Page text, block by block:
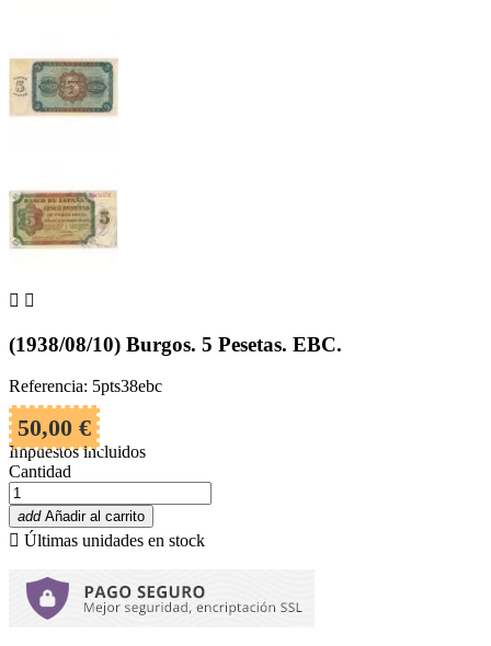
 
(1938/08/10) Burgos. 5 Pesetas. EBC.
Referencia: 5pts38ebc
50,00 €
Impuestos incluidos
Cantidad
add Añadir al carrito
 Últimas unidades en stock